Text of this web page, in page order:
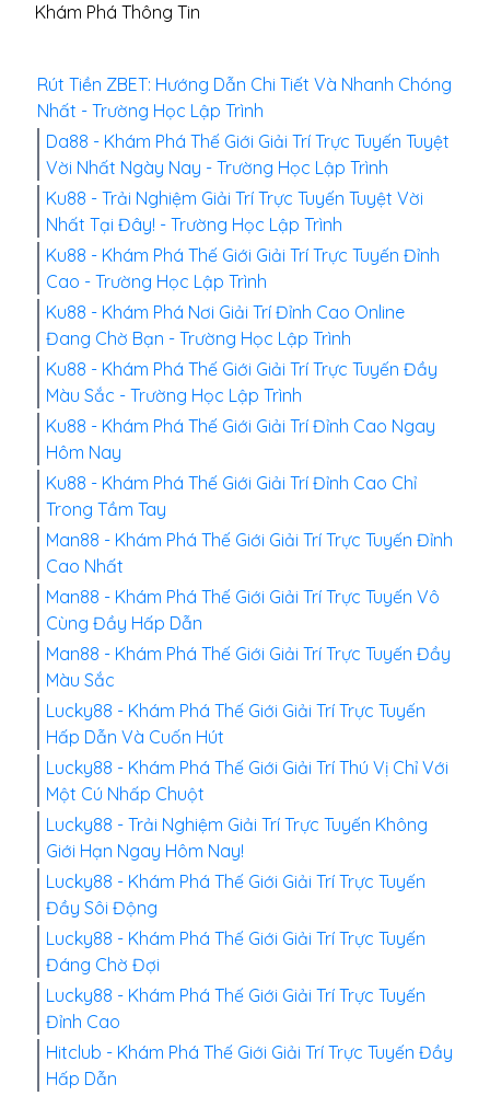
Khám Phá Thông Tin
Rút Tiền ZBET: Hướng Dẫn Chi Tiết Và Nhanh Chóng
Nhất - Trường Học Lập Trình
Da88 - Khám Phá Thế Giới Giải Trí Trực Tuyến Tuyệt
Vời Nhất Ngày Nay - Trường Học Lập Trình
Ku88 - Trải Nghiệm Giải Trí Trực Tuyến Tuyệt Vời
Nhất Tại Đây! - Trường Học Lập Trình
Ku88 - Khám Phá Thế Giới Giải Trí Trực Tuyến Đỉnh
Cao - Trường Học Lập Trình
Ku88 - Khám Phá Nơi Giải Trí Đỉnh Cao Online
Đang Chờ Bạn - Trường Học Lập Trình
Ku88 - Khám Phá Thế Giới Giải Trí Trực Tuyến Đầy
Màu Sắc - Trường Học Lập Trình
Ku88 - Khám Phá Thế Giới Giải Trí Đỉnh Cao Ngay
Hôm Nay
Ku88 - Khám Phá Thế Giới Giải Trí Đỉnh Cao Chỉ
Trong Tầm Tay
Man88 - Khám Phá Thế Giới Giải Trí Trực Tuyến Đỉnh
Cao Nhất
Man88 - Khám Phá Thế Giới Giải Trí Trực Tuyến Vô
Cùng Đầy Hấp Dẫn
Man88 - Khám Phá Thế Giới Giải Trí Trực Tuyến Đầy
Màu Sắc
Lucky88 - Khám Phá Thế Giới Giải Trí Trực Tuyến
Hấp Dẫn Và Cuốn Hút
Lucky88 - Khám Phá Thế Giới Giải Trí Thú Vị Chỉ Với
Một Cú Nhấp Chuột
Lucky88 - Trải Nghiệm Giải Trí Trực Tuyến Không
Giới Hạn Ngay Hôm Nay!
Lucky88 - Khám Phá Thế Giới Giải Trí Trực Tuyến
Đầy Sôi Động
Lucky88 - Khám Phá Thế Giới Giải Trí Trực Tuyến
Đáng Chờ Đợi
Lucky88 - Khám Phá Thế Giới Giải Trí Trực Tuyến
Đỉnh Cao
Hitclub - Khám Phá Thế Giới Giải Trí Trực Tuyến Đầy
Hấp Dẫn